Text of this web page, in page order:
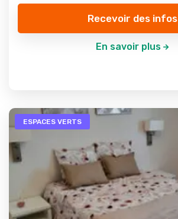
Recevoir des infos
En savoir plus
ESPACES VERTS